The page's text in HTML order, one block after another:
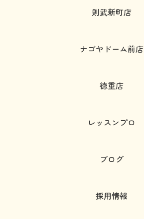
則武新町店
ナゴヤドーム前店
徳重店
レッスンプロ
ブログ
採用情報